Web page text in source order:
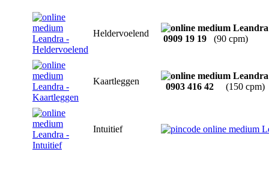
Heldervoelend
0909 19 19 (90 cpm)
Kaartleggen
0903 416 42 (150 cpm)
Intuitief